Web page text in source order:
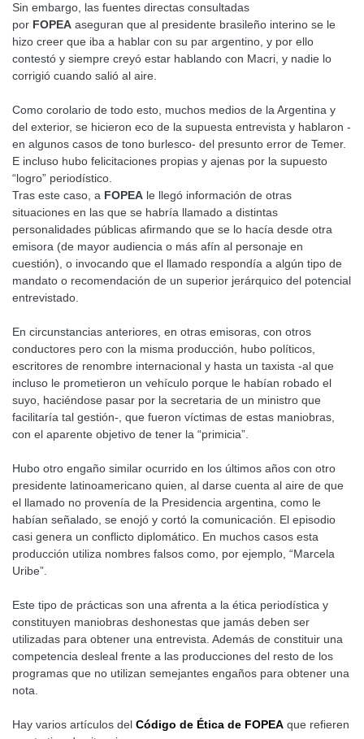
Sin embargo, las fuentes directas consultadas
por FOPEA aseguran que al presidente brasileño interino se le
hizo creer que iba a hablar con su par argentino, y por ello
contestó y siempre creyó estar hablando con Macri, y nadie lo
corrigió cuando salió al aire.
Como corolario de todo esto, muchos medios de la Argentina y
del exterior, se hicieron eco de la supuesta entrevista y hablaron -
en algunos casos de tono burlesco- del presunto error de Temer.
E incluso hubo felicitaciones propias y ajenas por la supuesto
“logro” periodístico.
Tras este caso, a FOPEA le llegó información de otras
situaciones en las que se habría llamado a distintas
personalidades públicas afirmando que se lo hacía desde otra
emisora (de mayor audiencia o más afín al personaje en
cuestión), o invocando que el llamado respondía a algún tipo de
mandato o recomendación de un superior jerárquico del potencial
entrevistado.
En circunstancias anteriores, en otras emisoras, con otros
conductores pero con la misma producción, hubo políticos,
escritores de renombre internacional y hasta un taxista -al que
incluso le prometieron un vehículo porque le habían robado el
suyo, haciéndose pasar por la secretaria de un ministro que
facilitaría tal gestión-, que fueron víctimas de estas maniobras,
con el aparente objetivo de tener la “primicia”.
Hubo otro engaño similar ocurrido en los últimos años con otro
presidente latinoamericano quien, al darse cuenta al aire de que
el llamado no provenía de la Presidencia argentina, como le
habían señalado, se enojó y cortó la comunicación. El episodio
casi genera un conflicto diplomático. En muchos casos esta
producción utiliza nombres falsos como, por ejemplo, “Marcela
Uribe”.
Este tipo de prácticas son una afrenta a la ética periodística y
constituyen maniobras deshonestas que jamás deben ser
utilizadas para obtener una entrevista. Además de constituir una
competencia desleal frente a las producciones del resto de los
programas que no utilizan semejantes engaños para obtener una
nota.
Hay varios artículos del Código de Ética de FOPEA que refieren